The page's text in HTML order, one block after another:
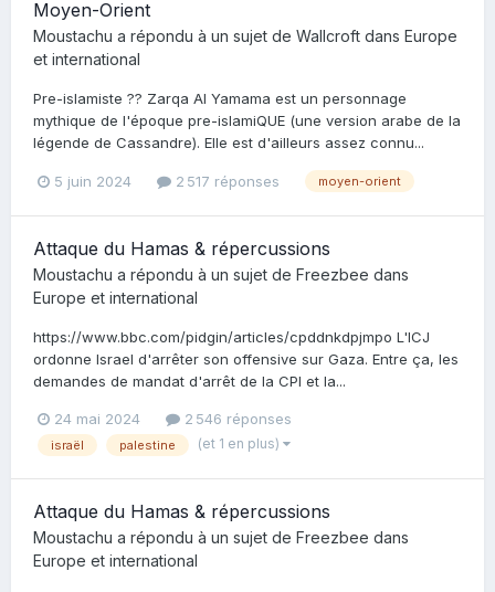
Moyen-Orient
Moustachu a répondu à un sujet de Wallcroft dans Europe
et international
Pre-islamiste ?? Zarqa Al Yamama est un personnage
mythique de l'époque pre-islamiQUE (une version arabe de la
légende de Cassandre). Elle est d'ailleurs assez connu...
5 juin 2024 2 517 réponses moyen-orient
Attaque du Hamas & répercussions
Moustachu a répondu à un sujet de Freezbee dans
Europe et international
https://www.bbc.com/pidgin/articles/cpddnkdpjmpo L'ICJ
ordonne Israel d'arrêter son offensive sur Gaza. Entre ça, les
demandes de mandat d'arrêt de la CPI et la...
24 mai 2024 2 546 réponses
israël palestine (et 1 en plus)
Attaque du Hamas & répercussions
Moustachu a répondu à un sujet de Freezbee dans
Europe et international